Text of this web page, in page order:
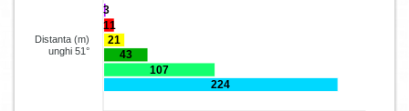
3
11
21
43
107
224
Distanta (m)
unghi 51°